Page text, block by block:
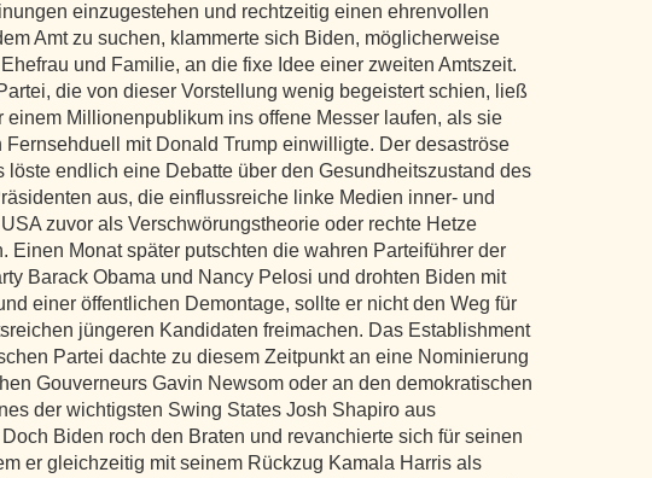
einzugestehen und rechtzeitig einen ehrenvollen
Amt zu suchen, klammerte sich Biden, möglicherweise
und Familie, an die fixe Idee einer zweiten Amtszeit.
die von dieser Vorstellung wenig begeistert schien, ließ
einem Millionenpublikum ins offene Messer laufen, als sie
Fernsehduell mit Donald Trump einwilligte. Der desaströse
löste endlich eine Debatte über den Gesundheitszustand des
aus, die einflussreiche linke Medien inner- und
zuvor als Verschwörungstheorie oder rechte Hetze
Einen Monat später putschten die wahren Parteiführer der
Barack Obama und Nancy Pelosi und drohten Biden mit
einer öffentlichen Demontage, sollte er nicht den Weg für
jüngeren Kandidaten freimachen. Das Establishment
Partei dachte zu diesem Zeitpunkt an eine Nominierung
Gouverneurs Gavin Newsom oder an den demokratischen
der wichtigsten Swing States Josh Shapiro aus
Biden roch den Braten und revanchierte sich für seinen
er gleichzeitig mit seinem Rückzug Kamala Harris als